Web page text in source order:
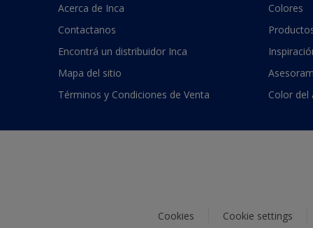
Acerca de Inca
Contactanos
Encontrá un distribuidor Inca
Mapa del sitio
Términos y Condiciones de Venta
Colores
Color del
Cookies Cookie settings